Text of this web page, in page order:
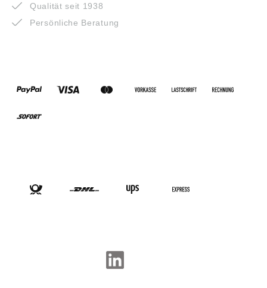
Qualität seit 1938
Persönliche Beratung